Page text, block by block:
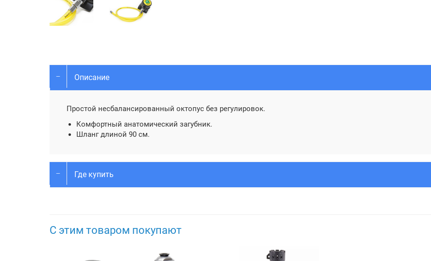
Описание
Простой несбалансированный октопус без регулировок.
Комфортный анатомический загубник.
Шланг длиной 90 см.
Где купить
С этим товаром покупают